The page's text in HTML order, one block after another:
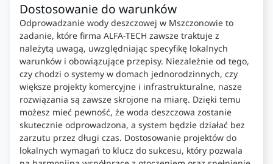
Dostosowanie do warunków
Odprowadzanie wody deszczowej w Mszczonowie to
zadanie, które firma ALFA-TECH zawsze traktuje z
należytą uwagą, uwzględniając specyfikę lokalnych
warunków i obowiązujące przepisy. Niezależnie od tego,
czy chodzi o systemy w domach jednorodzinnych, czy
większe projekty komercyjne i infrastrukturalne, nasze
rozwiązania są zawsze skrojone na miarę. Dzięki temu
możesz mieć pewność, że woda deszczowa zostanie
skutecznie odprowadzona, a system będzie działać bez
zarzutu przez długi czas. Dostosowanie projektów do
lokalnych wymagań to klucz do sukcesu, który pozwala